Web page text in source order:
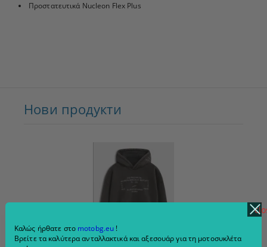
Προστατευτικά Nucleon Flex Plus
Нови продукти
Καλώς ήρθατε στο motobg.eu !
Βρείτε τα καλύτερα ανταλλακτικά και αξεσουάρ για τη μοτοσυκλέτα